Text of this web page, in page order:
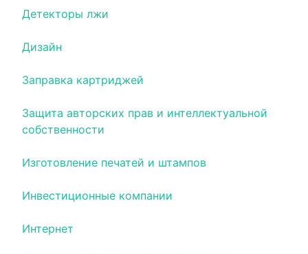
Детекторы лжи
Дизайн
Заправка картриджей
Защита авторских прав и интеллектуальной
собственности
Изготовление печатей и штампов
Инвестиционные компании
Интернет